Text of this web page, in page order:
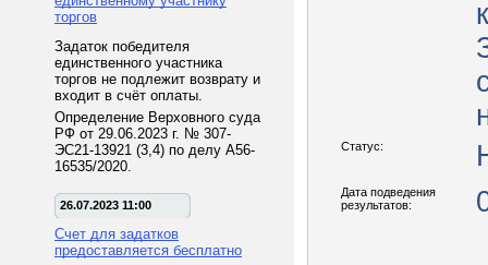
торгов
Задаток победителя
единственного участника
торгов не подлежит возврату и
входит в счёт оплаты.
Определение Верховного суда
РФ от 29.06.2023 г. № 307-
ЭС21-13921 (3,4) по делу А56-
16535/2020.
26.07.2023 11:00
Счет для задатков
предоставляется бесплатно
Статус:
Дата подведения
результатов: